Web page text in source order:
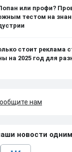
или профи?
тестом на
стоит реклама
на 2025 год для
нам
новости